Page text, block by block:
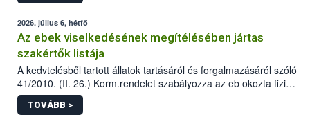
2026. július 6, hétfő
Az ebek viselkedésének megítélésében jártas
szakértők listája
A kedvtelésből tartott állatok tartásáról és forgalmazásáról szóló
41/2010. (II. 26.) Korm.rendelet szabályozza az eb okozta fizikai
sérülés, illetve ennek veszélye keletkezésekor felmerülő
hatósági feladatokat, valamint a veszélyes eb tartását és annak
TOVÁBB >